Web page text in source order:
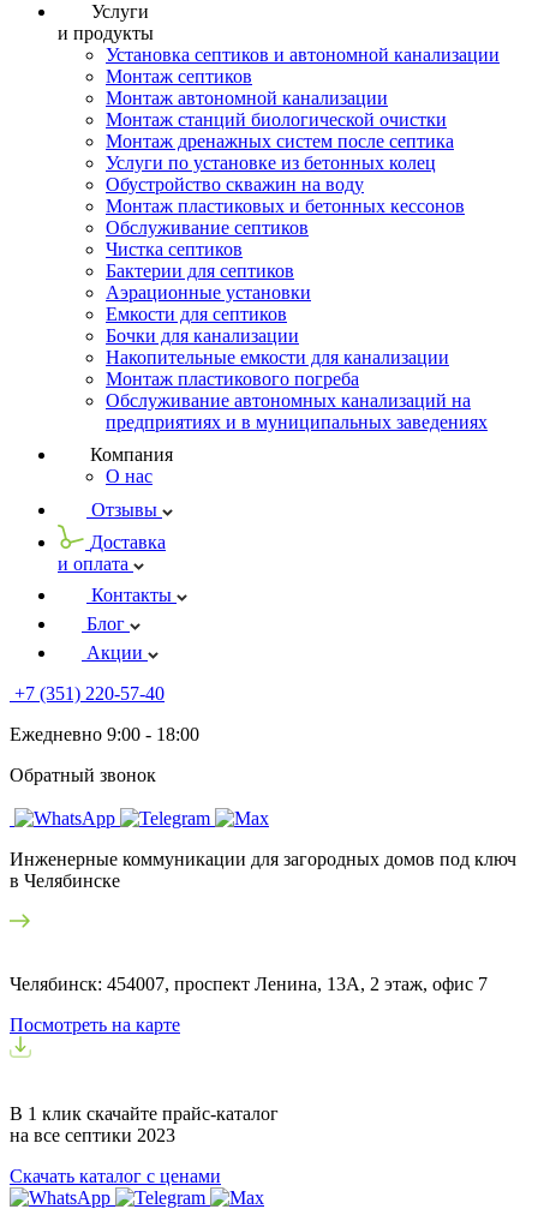
Услуги
и продукты
Установка септиков и автономной канализации
Монтаж септиков
Монтаж автономной канализации
Монтаж станций биологической очистки
Монтаж дренажных систем после септика
Услуги по установке из бетонных колец
Обустройство скважин на воду
Монтаж пластиковых и бетонных кессонов
Обслуживание септиков
Чистка септиков
Бактерии для септиков
Аэрационные установки
Емкости для септиков
Бочки для канализации
Накопительные емкости для канализации
Монтаж пластикового погреба
Обслуживание автономных канализаций на
предприятиях и в муниципальных заведениях
Компания
О нас
Отзывы
Доставка
и оплата
Контакты
Блог
Акции
+7 (351) 220-57-40
Ежедневно 9:00 - 18:00
Обратный звонок
Инженерные коммуникации для загородных домов под ключ
в Челябинске
Челябинск: 454007, проспект Ленина, 13А, 2 этаж, офис 7
Посмотреть на карте
В 1 клик скачайте прайс-каталог
на все септики 2023
Скачать каталог с ценами